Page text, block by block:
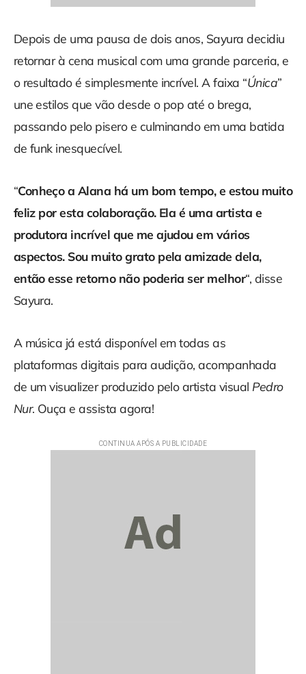
Depois de uma pausa de dois anos, Sayura decidiu
retornar à cena musical com uma grande parceria, e
o resultado é simplesmente incrível. A faixa “Única”
une estilos que vão desde o pop até o brega,
passando pelo pisero e culminando em uma batida
de funk inesquecível.
“Conheço a Alana há um bom tempo, e estou muito
feliz por esta colaboração. Ela é uma artista e
produtora incrível que me ajudou em vários
aspectos. Sou muito grato pela amizade dela,
então esse retorno não poderia ser melhor“, disse
Sayura.
A música já está disponível em todas as
plataformas digitais para audição, acompanhada
de um visualizer produzido pelo artista visual Pedro
Nur. Ouça e assista agora!